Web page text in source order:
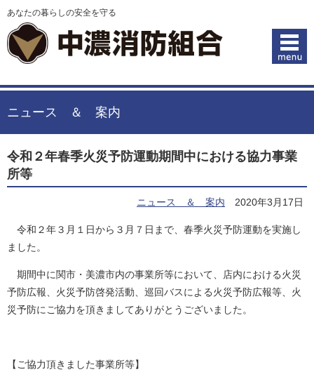
あなたの暮らしの安全を守る
ニュース ＆ 案内
令和２年春季火災予防運動期間中における協力事業
所等
ニュース ＆ 案内 2020年3月17日
令和２年３月１日から３月７日まで、春季火災予防運動を実施し
ました。
期間中に関市・美濃市内の事業所等において、店内における火災
予防広報、火災予防啓発活動、巡回バスによる火災予防広報等、火
災予防にご協力を頂きましてありがとうございました。
【ご協力頂きました事業所等】